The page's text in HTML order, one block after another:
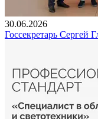
30.06.2026
Госсекретарь Сергей